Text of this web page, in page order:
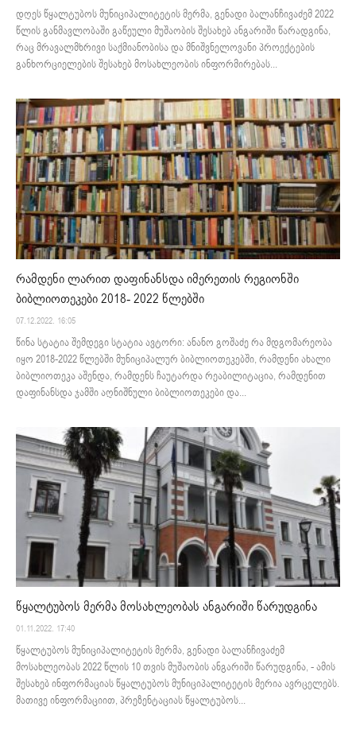
დღეს წყალტუბოს მუნიციპალიტეტის მერმა, გენადი ბალანჩივაძემ 2022
წლის განმავლობაში გაწეული მუშაობის შესახებ ანგარიში წარადგინა,
რაც მრავალმხრივი საქმიანობისა და მნიშვნელოვანი პროექტების
განხორციელების შესახებ მოსახლეობის ინფორმირებას...
რამდენი ლარით დაფინანსდა იმერეთის რეგიონში
ბიბლიოთეკები 2018- 2022 წლებში
07.12.2022. 16:05
წინა სტატია შემდეგი სტატია ავტორი: ანანო გოშაძე რა მდგომარეობა
იყო 2018-2022 წლებში მუნიციპალურ ბიბლიოთეკებში, რამდენი ახალი
ბიბლიოთეკა აშენდა, რამდენს ჩაუტარდა რეაბილიტაცია, რამდენით
დაფინანსდა ჯამში აღნიშნული ბიბლიოთეკები და...
წყალტუბოს მერმა მოსახლეობას ანგარიში წარუდგინა
01.11.2022. 17:40
წყალტუბოს მუნიციპალიტეტის მერმა, გენადი ბალანჩივაძემ
მოსახლეობას 2022 წლის 10 თვის მუშაობის ანგარიში წარუდგინა, - ამის
შესახებ ინფორმაციას წყალტუბოს მუნიციპალიტეტის მერია ავრცელებს.
მათივე ინფორმაციით, პრეზენტაციას წყალტუბოს...